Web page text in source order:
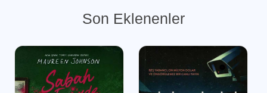
Son Eklenenler